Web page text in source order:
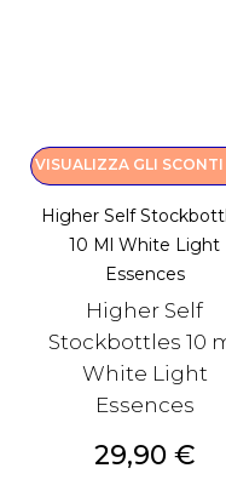
VISUALIZZA GLI SCONTI
Higher Self
10 Ml White Light
Essences
Higher Self
Stockbottles 10
White Light
Essences
Prezzo
29,90 €